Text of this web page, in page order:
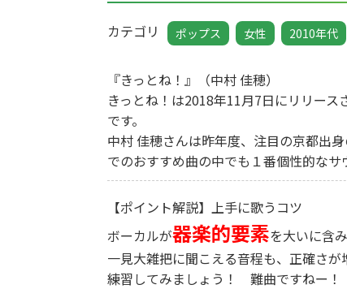
カテゴリ ポップス 女性 2010年代
『きっとね！』（中村 佳穂）
きっとね！は2018年11月7日にリリー
です。
中村 佳穂さんは昨年度、注目の京都出
でのおすすめ曲の中でも１番個性的なサ
【ポイント解説】上手に歌うコツ
ボーカルが器楽的要素を大いに含
一見大雑把に聞こえる音程も、正確さ
練習してみましょう！ 難曲ですねー！